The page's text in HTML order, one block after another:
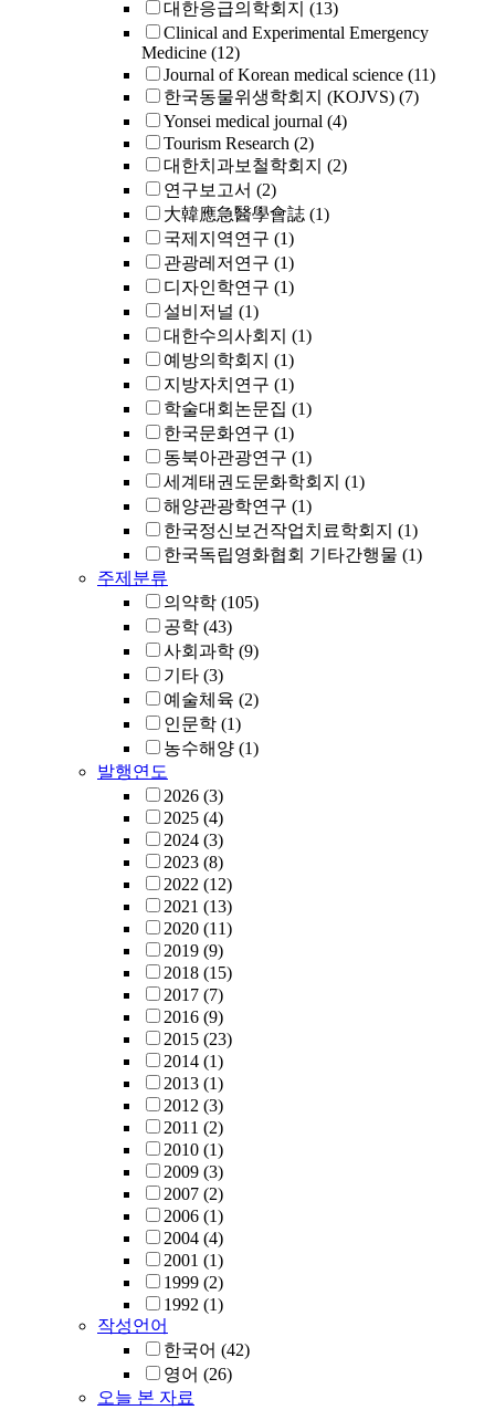
대한응급의학회지 (13)
Clinical and Experimental Emergency
Medicine (12)
Journal of Korean medical science (11)
한국동물위생학회지 (KOJVS) (7)
Yonsei medical journal (4)
Tourism Research (2)
대한치과보철학회지 (2)
연구보고서 (2)
大韓應急醫學會誌 (1)
국제지역연구 (1)
관광레저연구 (1)
디자인학연구 (1)
설비저널 (1)
대한수의사회지 (1)
예방의학회지 (1)
지방자치연구 (1)
학술대회논문집 (1)
한국문화연구 (1)
동북아관광연구 (1)
세계태권도문화학회지 (1)
해양관광학연구 (1)
한국정신보건작업치료학회지 (1)
한국독립영화협회 기타간행물 (1)
주제분류
의약학 (105)
공학 (43)
사회과학 (9)
기타 (3)
예술체육 (2)
인문학 (1)
농수해양 (1)
발행연도
2026 (3)
2025 (4)
2024 (3)
2023 (8)
2022 (12)
2021 (13)
2020 (11)
2019 (9)
2018 (15)
2017 (7)
2016 (9)
2015 (23)
2014 (1)
2013 (1)
2012 (3)
2011 (2)
2010 (1)
2009 (3)
2007 (2)
2006 (1)
2004 (4)
2001 (1)
1999 (2)
1992 (1)
작성언어
한국어 (42)
영어 (26)
오늘 본 자료